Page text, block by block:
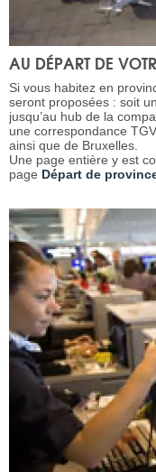
AU DÉPART DE
Si vous habitez en
seront proposées : soit
jusqu’au hub de la
une correspondance
ainsi que de Bruxelles.
Une page entière y est
page Départ de